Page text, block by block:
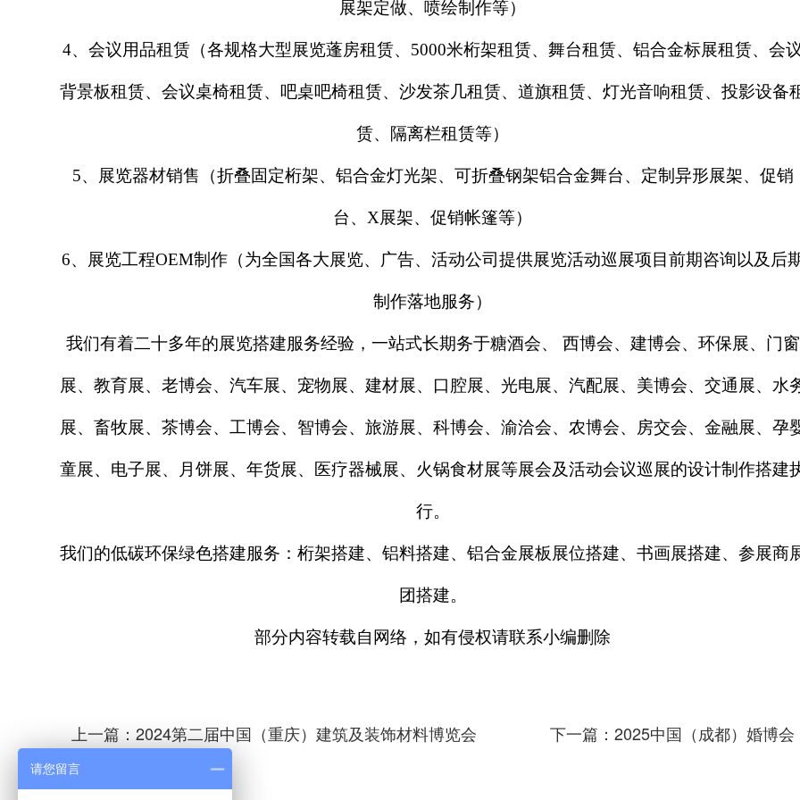
展架定做、喷绘制作等）
4、会议用品租赁（各规格大型展览蓬房租赁、5000米桁架租赁、舞台租赁、铝合金标展租赁、会议
背景板租赁、会议桌椅租赁、吧桌吧椅租赁、沙发茶几租赁、道旗租赁、灯光音响租赁、投影设备
赁、隔离栏租赁等）
5、展览器材销售（折叠固定桁架、铝合金灯光架、可折叠钢架铝合金舞台、定制异形展架、促销
台、X展架、促销帐篷等）
6、展览工程OEM制作（为全国各大展览、广告、活动公司提供展览活动巡展项目前期咨询以及后
制作落地服务）
我们有着二十多年的展览搭建服务经验，一站式长期务于糖酒会、 西博会、建博会、环保展、门窗
展、教育展、老博会、汽车展、宠物展、建材展、口腔展、光电展、汽配展、美博会、交通展、水
展、畜牧展、茶博会、工博会、智博会、旅游展、科博会、渝洽会、农博会、房交会、金融展、孕
童展、电子展、月饼展、年货展、医疗器械展、火锅食材展等展会及活动会议巡展的设计制作搭建
行。
我们的低碳环保绿色搭建服务：桁架搭建、铝料搭建、铝合金展板展位搭建、书画展搭建、参展商
团搭建。
部分内容转载自网络，如有侵权请联系小编删除
上一篇：2024第二届中国（重庆）建筑及装饰材料博览会 下一篇：2025中国（成都）婚博会
请您留言